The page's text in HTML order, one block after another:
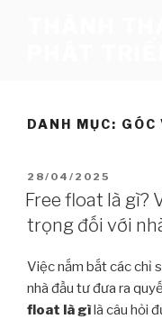
DANH MỤC: GÓC
28/04/2025
Free float là gì?
trọng đối với
Việc nắm bắt các chỉ
nhà đầu tư đưa ra
float là gìlà câu hỏi